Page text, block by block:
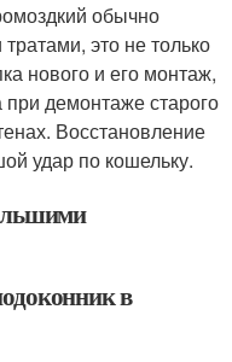
обычно
это не только
нового и его монтаж,
демонтаже старого
Восстановление
удар по кошельку.
в